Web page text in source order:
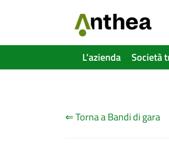
L’azienda Società
⇐ Torna a Bandi di gara